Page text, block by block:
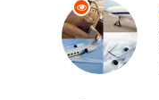
İnternet